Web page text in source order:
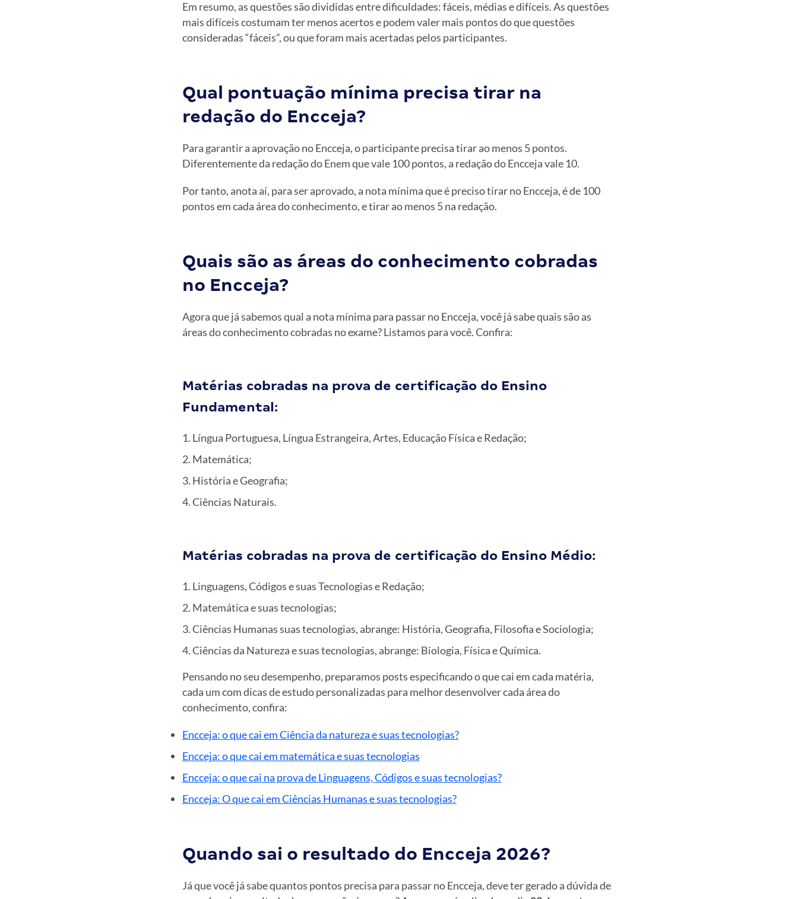
Em resumo, as questões são divididas entre dificuldades: fáceis, médias e difíceis. As questões
mais difíceis costumam ter menos acertos e podem valer mais pontos do que questões
consideradas “fáceis”, ou que foram mais acertadas pelos participantes.
Qual pontuação mínima precisa tirar na
redação do Encceja?
Para garantir a aprovação no Encceja, o participante precisa tirar ao menos 5 pontos.
Diferentemente da redação do Enem que vale 100 pontos, a redação do Encceja vale 10.
Por tanto, anota aí, para ser aprovado, a nota mínima que é preciso tirar no Encceja, é de 100
pontos em cada área do conhecimento, e tirar ao menos 5 na redação.
Quais são as áreas do conhecimento cobradas
no Encceja?
Agora que já sabemos qual a nota mínima para passar no Encceja, você já sabe quais são as
áreas do conhecimento cobradas no exame? Listamos para você. Confira:
Matérias cobradas na prova de certificação do Ensino
Fundamental:
Língua Portuguesa, Língua Estrangeira, Artes, Educação Física e Redação;
Matemática;
História e Geografia;
Ciências Naturais.
Matérias cobradas na prova de certificação do Ensino Médio:
Linguagens, Códigos e suas Tecnologias e Redação;
Matemática e suas tecnologias;
Ciências Humanas suas tecnologias, abrange: História, Geografia, Filosofia e Sociologia;
Ciências da Natureza e suas tecnologias, abrange: Biologia, Física e Química.
Pensando no seu desempenho, preparamos posts especificando o que cai em cada matéria,
cada um com dicas de estudo personalizadas para melhor desenvolver cada área do
conhecimento, confira:
Encceja: o que cai em Ciência da natureza e suas tecnologias?
Encceja: o que cai em matemática e suas tecnologias
Encceja: o que cai na prova de Linguagens, Códigos e suas tecnologias?
Encceja: O que cai em Ciências Humanas e suas tecnologias?
Quando sai o resultado do Encceja 2026?
Já que você já sabe quantos pontos precisa para passar no Encceja, deve ter gerado a dúvida de